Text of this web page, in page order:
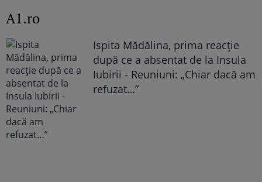
A1.ro
Ispita Mădălina, prima reacție
după ce a absentat de la Insula
Iubirii - Reuniuni: „Chiar dacă am
refuzat…”